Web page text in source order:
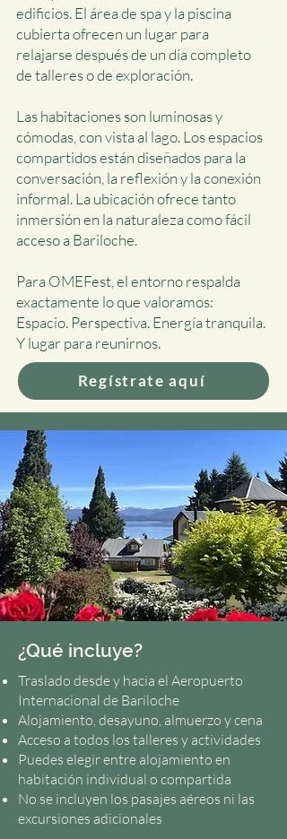
edificios. El área de spa y la piscina
cubierta ofrecen un lugar para
relajarse después de un día completo
de talleres o de exploración.
Las habitaciones son luminosas y
cómodas, con vista al lago. Los espacios
compartidos están diseñados para la
conversación, la reflexión y la conexión
informal. La ubicación ofrece tanto
inmersión en la naturaleza como fácil
acceso a Bariloche.
Para OMEFest, el entorno respalda
exactamente lo que valoramos:
Espacio. Perspectiva. Energía tranquila.
Y lugar para reunirnos.
Regístrate aquí
¿Qué incluye?
Traslado desde y hacia el Aeropuerto
Internacional de Bariloche
Alojamiento, desayuno, almuerzo y cena
Acceso a todos los talleres y actividades
Puedes elegir entre alojamiento en
habitación individual o compartida
No se incluyen los pasajes aéreos ni las
excursiones adicionales